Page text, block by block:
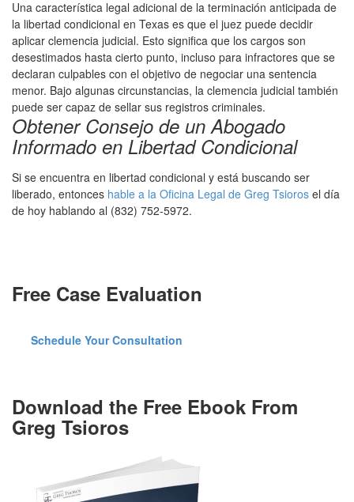
Una característica legal adicional de la terminación anticipada de
la libertad condicional en Texas es que el juez puede decidir
aplicar clemencia judicial. Esto significa que los cargos son
desestimados hasta cierto punto, incluso para infractores que se
declaran culpables con el objetivo de negociar una sentencia
menor. Bajo algunas circunstancias, la clemencia judicial también
puede ser capaz de sellar sus registros criminales.
Obtener Consejo de un Abogado
Informado en Libertad Condicional
Si se encuentra en libertad condicional y está buscando ser
liberado, entonces hable a la Oficina Legal de Greg Tsioros el día
de hoy hablando al (832) 752-5972.
Free Case Evaluation
Schedule Your Consultation
Download the Free Ebook From
Greg Tsioros